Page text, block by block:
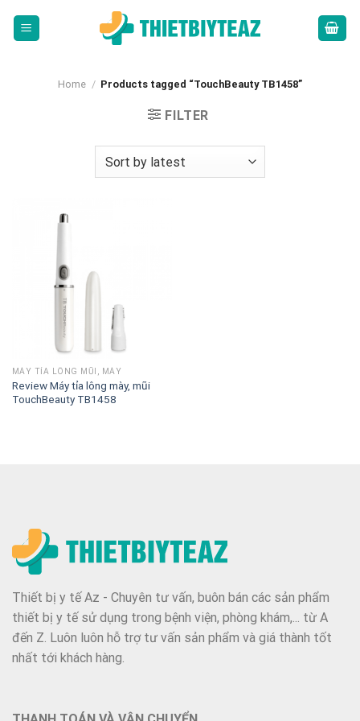
Home / Products tagged “TouchBeauty TB1458”
FILTER
MÁY TỈA LÔNG MŨI, MÀY
Review Máy tỉa lông mày, mũi
TouchBeauty TB1458
Thiết bị y tế Az - Chuyên tư vấn, buôn bán các sản phẩm
thiết bị y tế sử dụng trong bệnh viện, phòng khám,... từ A
đến Z. Luôn luôn hỗ trợ tư vấn sản phẩm và giá thành tốt
nhất tới khách hàng.